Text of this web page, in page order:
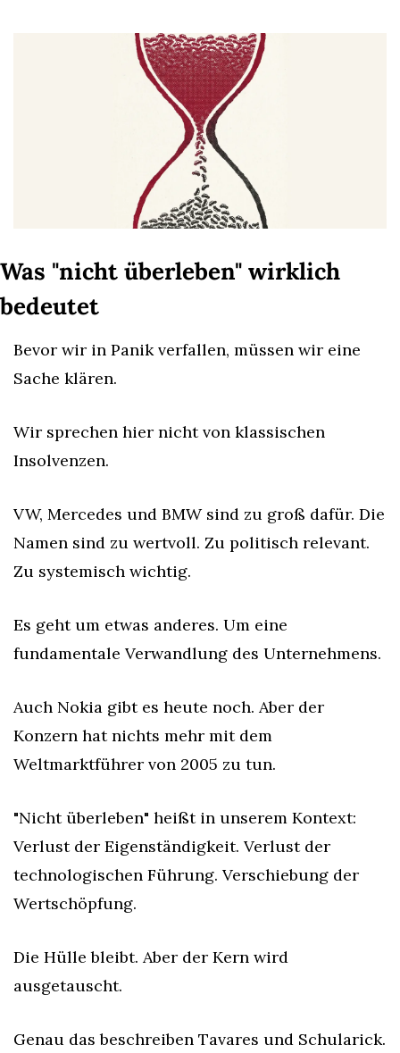
Was "nicht überleben" wirklich
bedeutet
Bevor wir in Panik verfallen, müssen wir eine
Sache klären.
Wir sprechen hier nicht von klassischen
Insolvenzen.
VW, Mercedes und BMW sind zu groß dafür. Die
Namen sind zu wertvoll. Zu politisch relevant.
Zu systemisch wichtig.
Es geht um etwas anderes. Um eine
fundamentale Verwandlung des Unternehmens.
Auch Nokia gibt es heute noch. Aber der
Konzern hat nichts mehr mit dem
Weltmarktführer von 2005 zu tun.
"Nicht überleben" heißt in unserem Kontext:
Verlust der Eigenständigkeit. Verlust der
technologischen Führung. Verschiebung der
Wertschöpfung.
Die Hülle bleibt. Aber der Kern wird
ausgetauscht.
Genau das beschreiben Tavares und Schularick.